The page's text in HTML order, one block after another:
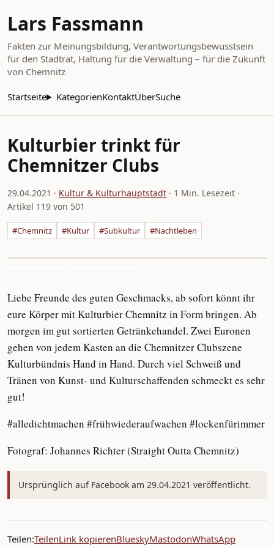
Lars Fassmann
Fakten zur Meinungsbildung, Verantwortungsbewusstsein
für den Stadtrat, Haltung für die Verwaltung – für die Zukunft
von Chemnitz
Startseite KategorienKontaktÜberSuche
Kulturbier trinkt für
Chemnitzer Clubs
29.04.2021 · Kultur & Kulturhauptstadt · 1 Min. Lesezeit ·
Artikel 119 von 501
#Chemnitz #Kultur #Subkultur #Nachtleben
Liebe Freunde des guten Geschmacks, ab sofort könnt ihr
eure Körper mit Kulturbier Chemnitz in Form bringen. Ab
morgen im gut sortierten Getränkehandel. Zwei Euronen
gehen von jedem Kasten an die Chemnitzer Clubszene
Kulturbündnis Hand in Hand. Durch viel Schweiß und
Tränen von Kunst- und Kulturschaffenden schmeckt es sehr
gut!
#alledichtmachen #frühwiederaufwachen #lockenfürimmer
Fotograf: Johannes Richter (Straight Outta Chemnitz)
Ursprünglich auf Facebook am 29.04.2021 veröffentlicht.
Teilen:TeilenLink kopierenBlueskyMastodonWhatsApp